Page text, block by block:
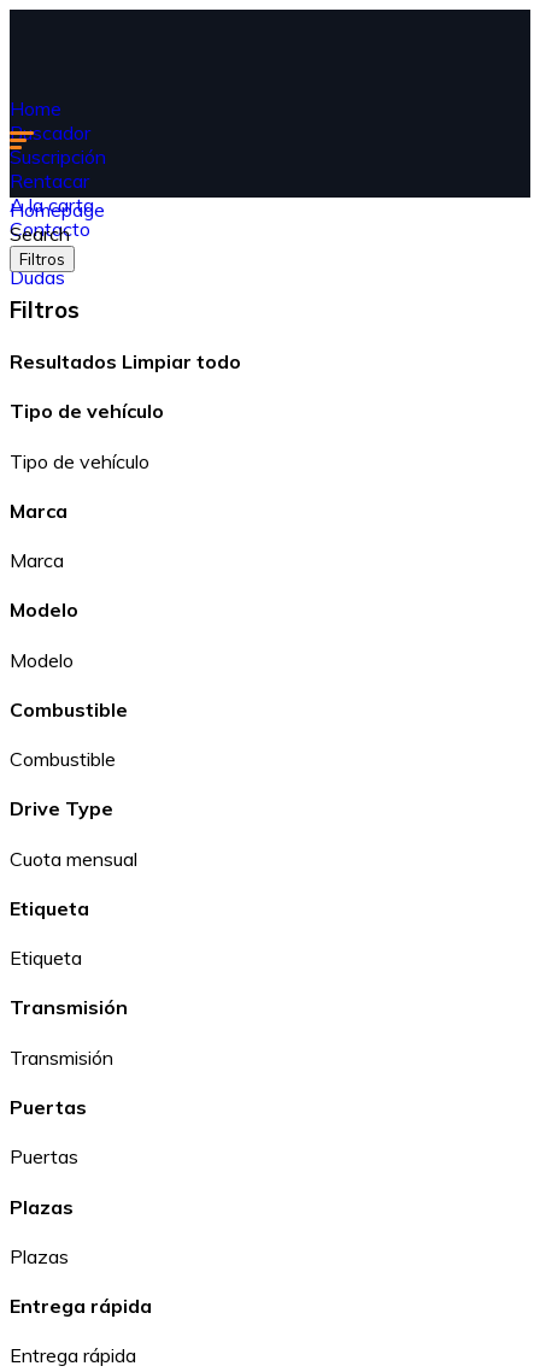
Home
Buscador
Suscripción
Rentacar
A la carta
Contacto
Blog
Dudas
Homepage
Search
Filtros
Filtros
Resultados Limpiar todo
Tipo de vehículo
Tipo de vehículo
Marca
Marca
Modelo
Modelo
Combustible
Combustible
Drive Type
Cuota mensual
Etiqueta
Etiqueta
Transmisión
Transmisión
Puertas
Puertas
Plazas
Plazas
Entrega rápida
Entrega rápida